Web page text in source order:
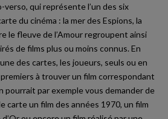
qui représente l’un des six
du cinéma : la mer des Espions, la
le fleuve de l’Amour regroupent ainsi
de films plus ou moins connus. En
des cartes, les joueurs, seuls ou en
à trouver un film correspondant
pourrait par exemple vous demander de
carte un film des années 1970, un film